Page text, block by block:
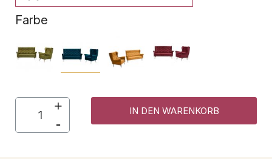
Farbe
IN DEN WARENKORB